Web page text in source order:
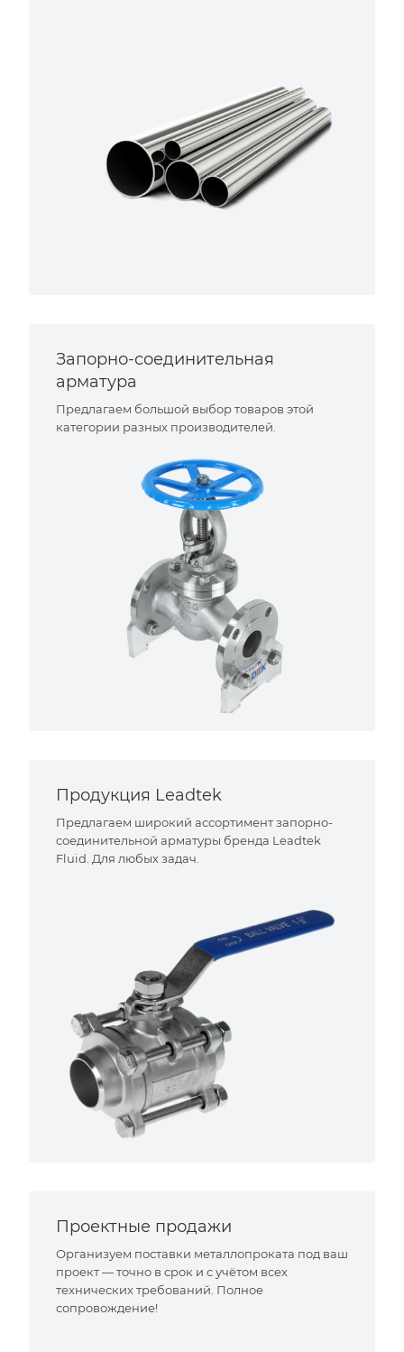
Запорно-соединительная
арматура
Предлагаем большой выбор товаров этой
категории разных производителей.
Продукция Leadtek
Предлагаем широкий ассортимент запорно-
соединительной арматуры бренда Leadtek
Fluid. Для любых задач.
Проектные продажи
Организуем поставки металлопроката под ваш
проект — точно в срок и с учётом всех
технических требований. Полное
сопровождение!